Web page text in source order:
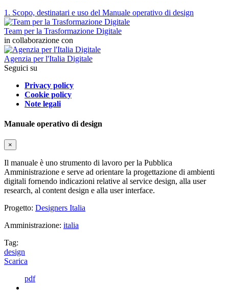
1. Scopo, destinatari e uso del Manuale operativo di design
Team per la Trasformazione Digitale
in collaborazione con
Agenzia per l'Italia Digitale
Seguici su
Privacy policy
Cookie policy
Note legali
Manuale operativo di design
×
Il manuale è uno strumento di lavoro per la Pubblica
Amministrazione e serve ad orientare la progettazione di ambienti
digitali fornendo indicazioni relative al service design, alla user
research, al content design e alla user interface.
Progetto: Designers Italia
Amministrazione: italia
Tag:
design
Scarica
pdf